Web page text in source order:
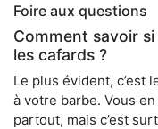
Foire aux questions
Comment savoir
les cafards ?
Le plus évident, c’est
à votre barbe. Vous
partout, mais c’est